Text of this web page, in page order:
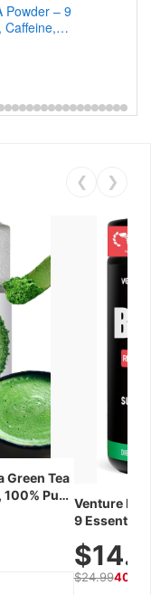
Powder – 9
Caffeine,
Brew Mocha
Fiber & 13
❮ ❯
Green Tea
Pure
Venture Pal
9 Essential
Recovery,
$24.9940%